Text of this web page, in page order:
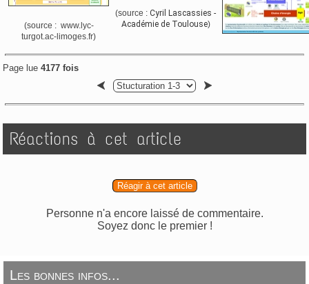
(source : www.lyc-
turgot.ac-limoges.fr)
(source : Cyril Lascassies -
Académie de Toulouse)
Page lue 4177 fois
Réactions à cet article
Réagir à cet article
Personne n'a encore laissé de commentaire.
Soyez donc le premier !
Les bonnes infos...